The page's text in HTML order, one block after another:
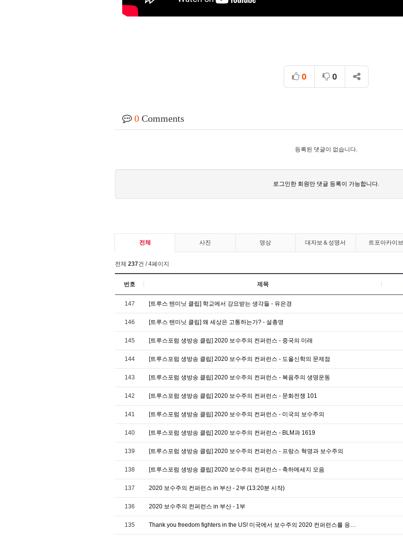
0 0
0 Comments
등록된 댓글이 없습니다.
로그인한 회원만 댓글 등록이 가능합니다.
전체 사진 영상 대자보＆성명서 트포아카이브
전체 237건 / 4페이지
번호 제목
147 [트루스 텐미닛 클립] 학교에서 강요받는 생각들 - 유은경
146 [트루스 텐미닛 클립] 왜 세상은 고통하는가? - 설총명
145 [트루스포럼 생방송 클립] 2020 보수주의 컨퍼런스 - 중국의 미래
144 [트루스포럼 생방송 클립] 2020 보수주의 컨퍼런스 - 도올신학의 문제점
143 [트루스포럼 생방송 클립] 2020 보수주의 컨퍼런스 - 복음주의 생명운동
142 [트루스포럼 생방송 클립] 2020 보수주의 컨퍼런스 - 문화전쟁 101
141 [트루스포럼 생방송 클립] 2020 보수주의 컨퍼런스 - 미국의 보수주의
140 [트루스포럼 생방송 클립] 2020 보수주의 컨퍼런스 - BLM과 1619
139 [트루스포럼 생방송 클립] 2020 보수주의 컨퍼런스 - 프랑스 혁명과 보수주의
138 [트루스포럼 생방송 클립] 2020 보수주의 컨퍼런스 - 축하메세지 모음
137 2020 보수주의 컨퍼런스 in 부산 - 2부 (13:20분 시작)
136 2020 보수주의 컨퍼런스 in 부산 - 1부
135 Thank you freedom fighters in the US! 미국에서 보수주의 2020 컨퍼런스를 응…